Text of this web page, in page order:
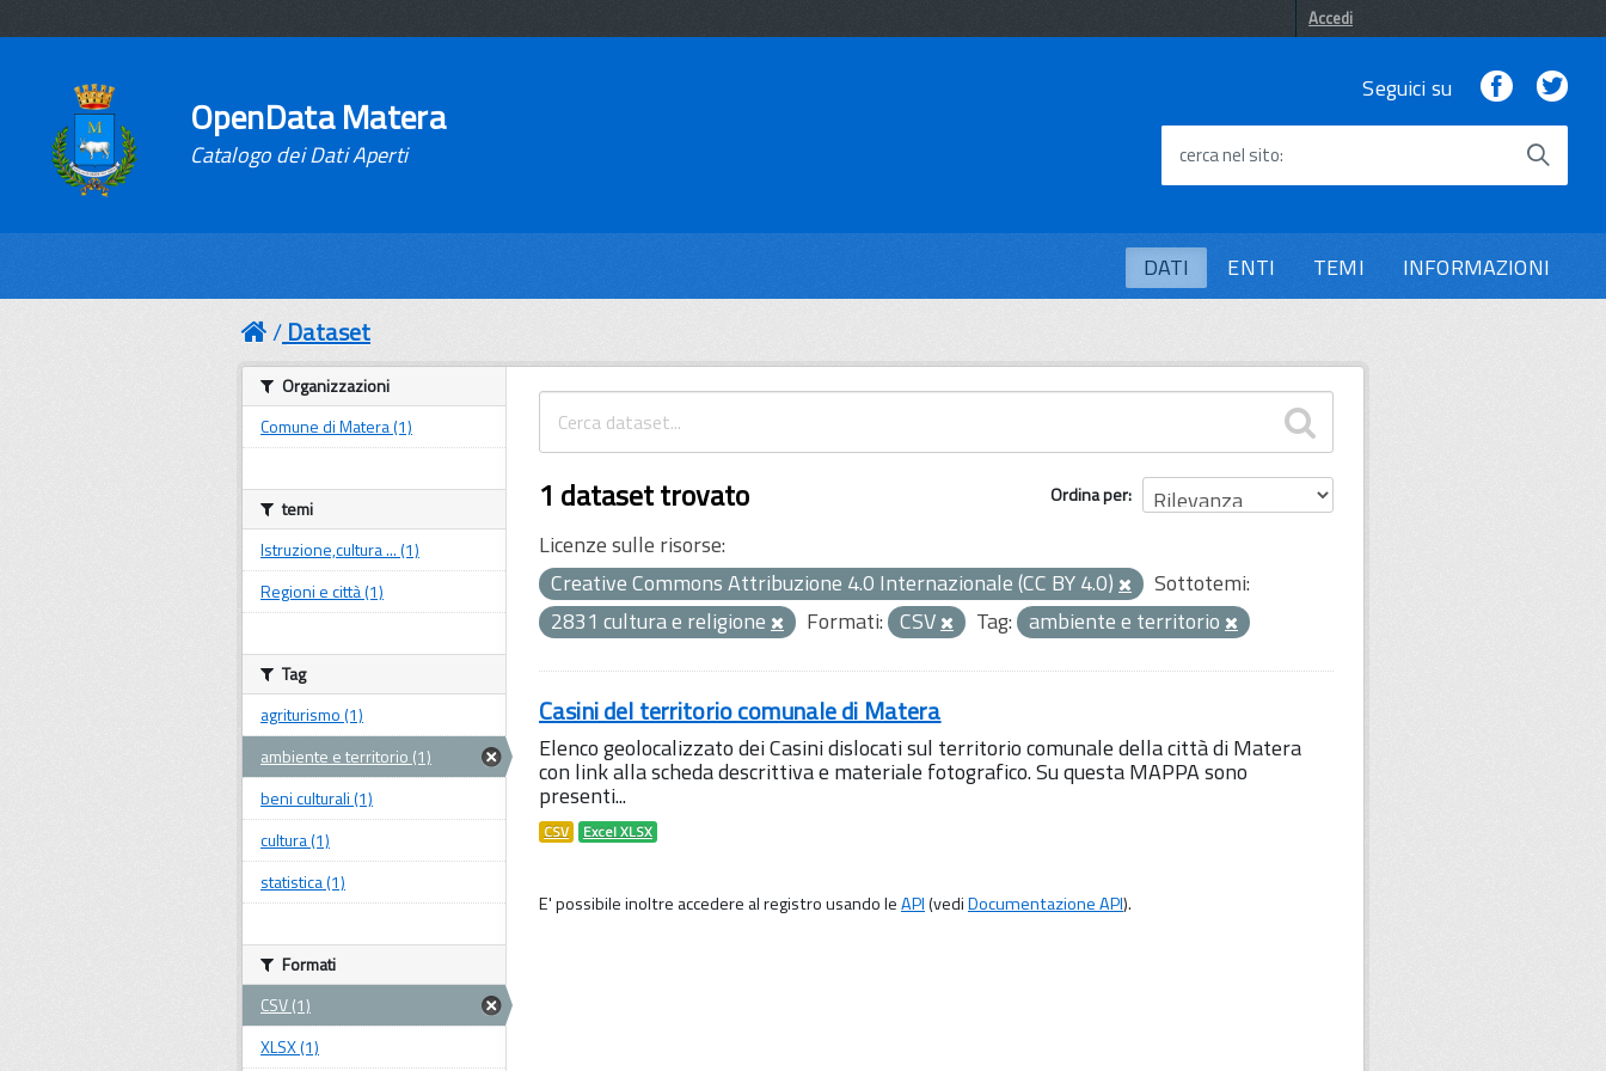
Accedi
OpenData Matera
Catalogo dei Dati Aperti
Seguici su Facebook
cerca nel sito
DATI ENTI TEMI INFORMAZIONI
Dataset
Ordina per
1 dataset trovato
Licenze sulle risorse:
Creative Commons Attribuzione 4.0 Internazionale (CC BY 4.0)
Sottotemi:
2831 cultura e religione
Formati: CSV Tag: ambiente e territorio
Casini del territorio comunale di Matera
Elenco geolocalizzato dei Casini dislocati sul territorio comunale della città di Matera
con link alla scheda descrittiva e materiale fotografico. Su questa MAPPA sono
presenti...
CSV Excel XLSX
E' possibile inoltre accedere al registro usando leAPI(vediDocumentazione API).
Organizzazioni
Comune di Matera (1)
temi
Istruzione,cultura ... (1)
Regioni e città (1)
Tag
agriturismo (1)
ambiente e territorio (1)
beni culturali (1)
cultura (1)
statistica (1)
Formati
CSV (1)
XLSX (1)